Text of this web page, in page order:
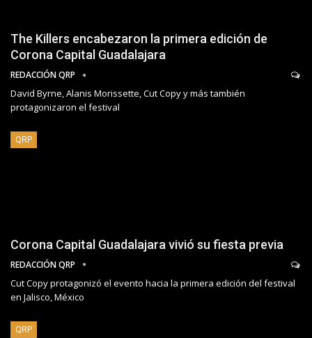
The Killers encabezaron la primera edición de
Corona Capital Guadalajara
REDACCIÓN QRP
David Byrne, Alanis Morissette, Cut Copy y más también
protagonizaron el festival
QRP
Corona Capital Guadalajara vivió su fiesta previa
REDACCIÓN QRP
Cut Copy protagonizó el evento hacia la primera edición del festival
en Jalisco, México
QRP